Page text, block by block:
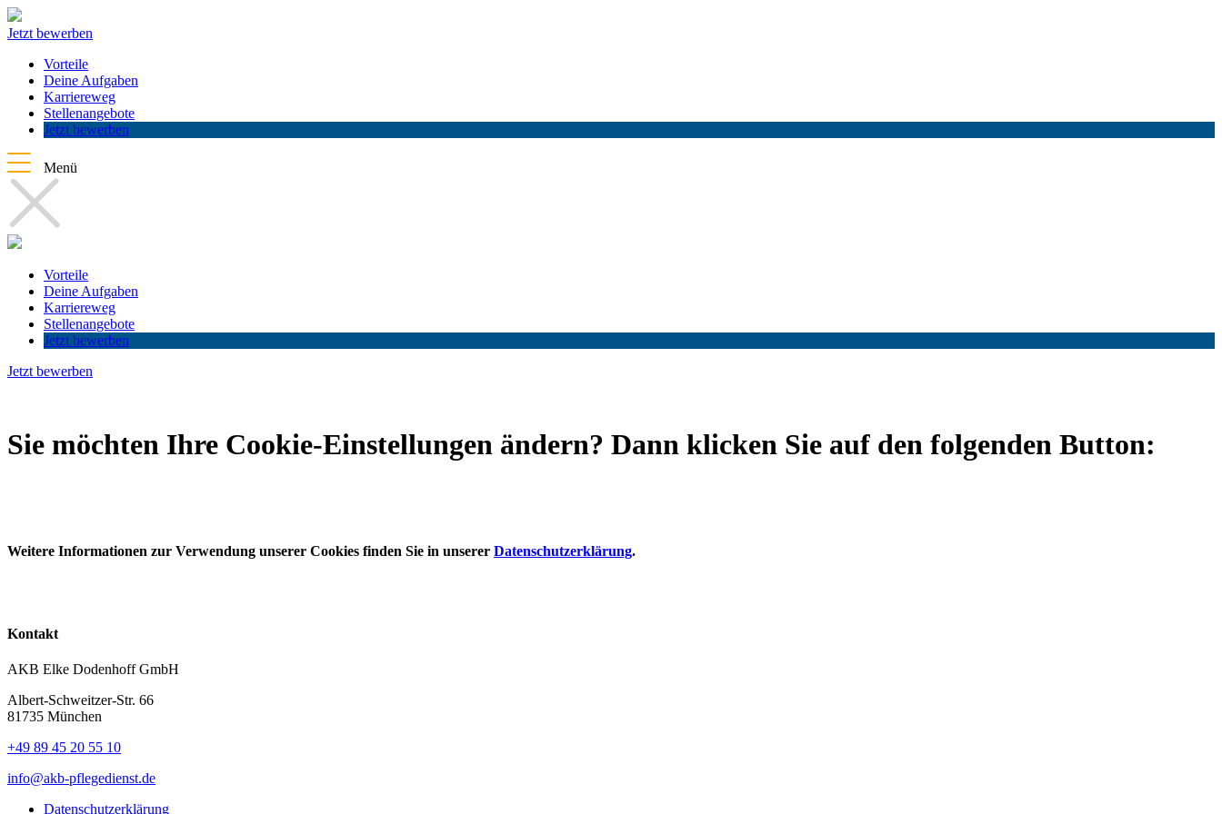
Jetzt bewerben
Vorteile
Deine Aufgaben
Karriereweg
Stellenangebote
Jetzt bewerben
Menü
Vorteile
Deine Aufgaben
Karriereweg
Stellenangebote
Jetzt bewerben
Jetzt bewerben
Sie möchten Ihre Cookie-Einstellungen ändern? Dann klicken Sie auf den folgenden Button:
Weitere Informationen zur Verwendung unserer Cookies finden Sie in unserer Datenschutzerklärung.
Kontakt
AKB Elke Dodenhoff GmbH
Albert-Schweitzer-Str. 66
81735 München
+49 89 45 20 55 10
info@akb-pflegedienst.de
Datenschutzerklärung